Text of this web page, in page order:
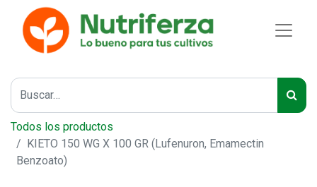
Todos los productos
KIETO 150 WG X 100 GR (Lufenuron, Emamectin
Benzoato)